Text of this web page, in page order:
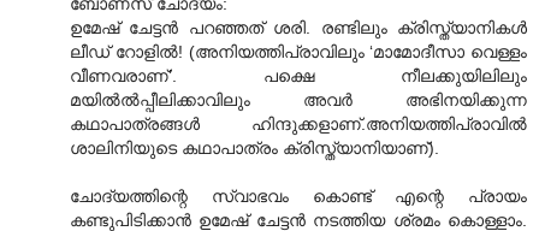
ഉമേഷ് ചേട്ടന്‍ പറഞ്ഞത് ശരി. രണ്ടിലും ക്രിസ്ത്യാനികള്‍
ലീഡ് റോളില്‍! (അനിയത്തിപ്രാവിലും ‘മാമോദീസാ വെള്ളം
വീണവരാണ്’. പക്ഷെ നീലക്കുയിലിലും
മയില്‍ല്‍പ്പീലിക്കാവിലും അവര്‍ അഭിനയിക്കുന്ന
കഥാപാത്രങ്ങള്‍ ഹിന്ദുക്കളാണ്.അനിയത്തിപ്രാവില്‍
ശാലിനിയുടെ കഥാപാത്രം ക്രിസ്ത്യാനിയാണ്).
ചോദ്യത്തിന്റെ സ്വാഭവം കൊണ്ട് എന്റെ പ്രായം
കണ്ടുപിടിക്കാന്‍ ഉമേഷ് ചേട്ടന്‍ നടത്തിയ ശ്രമം കൊള്ളാം.